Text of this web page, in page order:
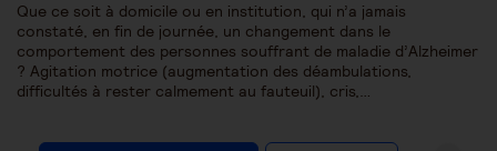
Que ce soit à domicile ou en institution, qui n’a jamais
constaté, en fin de journée, un changement dans le
comportement des personnes souffrant de maladie d’Alzheimer
? Agitation motrice (augmentation des déambulations,
difficultés à rester calmement au fauteuil), cris,…